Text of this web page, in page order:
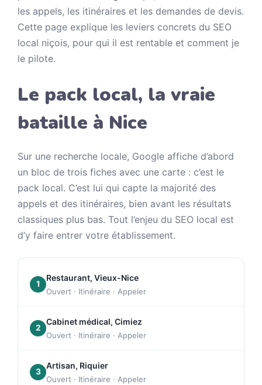
les appels, les itinéraires et les demandes de devis.
Cette page explique les leviers concrets du SEO
local niçois, pour qui il est rentable et comment je
le pilote.
Le pack local, la vraie
bataille à Nice
Sur une recherche locale, Google affiche d’abord
un bloc de trois fiches avec une carte : c’est le
pack local. C’est lui qui capte la majorité des
appels et des itinéraires, bien avant les résultats
classiques plus bas. Tout l’enjeu du SEO local est
d’y faire entrer votre établissement.
1
Restaurant, Vieux-Nice
Ouvert · Itinéraire · Appeler
2
Cabinet médical, Cimiez
Ouvert · Itinéraire · Appeler
3
Artisan, Riquier
Ouvert · Itinéraire · Appeler